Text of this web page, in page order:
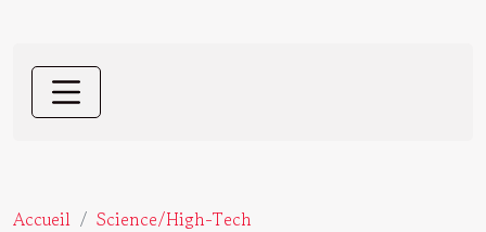
Accueil
Science/High-Tech